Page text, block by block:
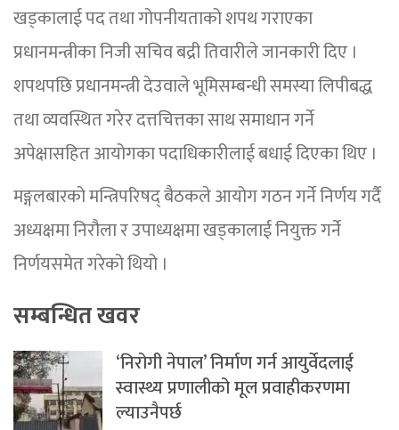
खड्कालाई पद तथा गोपनीयताको शपथ गराएका
प्रधानमन्त्रीका निजी सचिव बद्री तिवारीले जानकारी दिए ।
शपथपछि प्रधानमन्त्री देउवाले भूमिसम्बन्धी समस्या लिपीबद्ध
तथा व्यवस्थित गरेर दत्तचित्तका साथ समाधान गर्ने
अपेक्षासहित आयोगका पदाधिकारीलाई बधाई दिएका थिए ।
मङ्गलबारको मन्त्रिपरिषद् बैठकले आयोग गठन गर्ने निर्णय गर्दै
अध्यक्षमा निरौला र उपाध्यक्षमा खड्कालाई नियुक्त गर्ने
निर्णयसमेत गरेको थियो ।
सम्बन्धित खवर
‘निरोगी नेपाल’ निर्माण गर्न आयुर्वेदलाई
स्वास्थ्य प्रणालीको मूल प्रवाहीकरणमा
ल्याउनैपर्छ